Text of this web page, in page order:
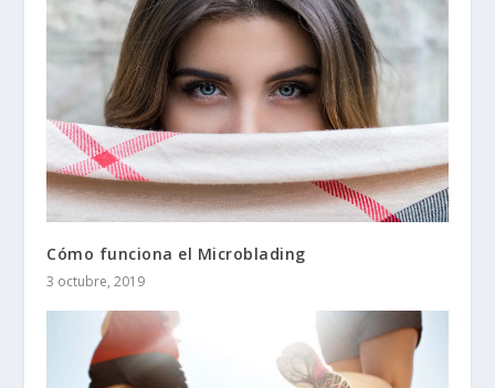
Cómo funciona el Microblading
3 octubre, 2019